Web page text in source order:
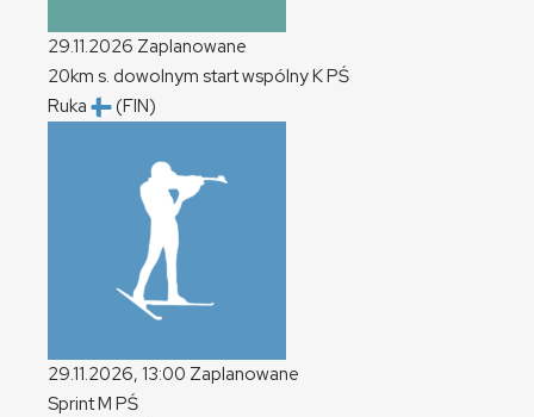
29.11.2026 Zaplanowane
20km s. dowolnym start wspólnyKPŚ
Ruka
(FIN)
29.11.2026, 13:00 Zaplanowane
SprintM PŚ